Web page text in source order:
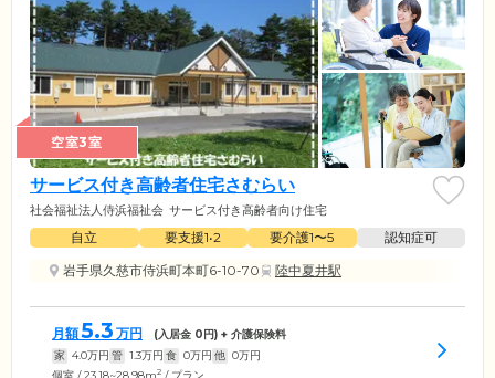
空室3室
サービス付き高齢者住宅さむらい
社会福祉法人侍浜福祉会 サービス付き高齢者向け住宅
自立 要支援1•2 要介護1〜5
認知症可
岩手県久慈市侍浜町本町6-10-70
陸中夏井駅
月額5.3 万円 (入居金 0円) + 介護保険料
家 4.0万円 管 1.3万円 食 0万円 他 0万円
2